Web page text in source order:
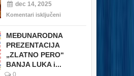
dec 14, 2025
Komentari isključeni
MEĐUNARODNA
PREZENTACIJA
„ZLATNO PERO“
BANJA LUKA i...